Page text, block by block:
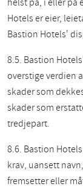
Hotels er eier,
Bastion Hotels'
8.5. Bastion
overstige verdien
skader som
skader som
tredjepart.
8.6. Bastion
krav, uansett
fremsetter eller